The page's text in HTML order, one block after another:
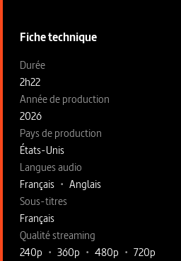
Fiche technique
Fiche technique section gauche
Durée
2h22
Année de production
2026
Pays de production
États-Unis
Langues audio
Français • Anglais
Sous-titres
Français
Qualité streaming
240p • 360p • 480p • 720p